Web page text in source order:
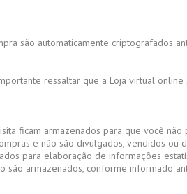
são automaticamente criptografados
ressaltar que a Loja virtual online
ficam armazenados para que você
e não são divulgados, vendidos ou
para elaboração de informações
armazenados, conforme informado